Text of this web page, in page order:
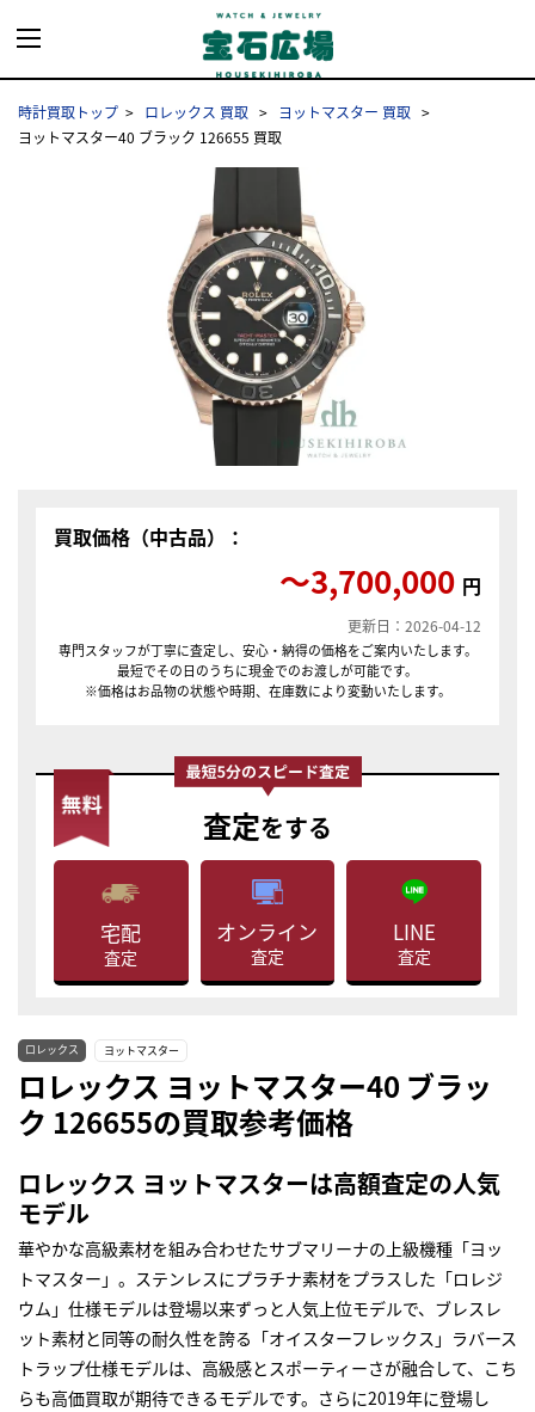
時計買取トップ ロレックス 買取
ヨットマスター 買取
ヨットマスター40 ブラック 126655 買取
買取価格（中古品）：
〜3,700,000 円
更新日：2026-04-12
専門スタッフが丁寧に査定し、安心・納得の価格をご案内いたします。
最短でその日のうちに現金でのお渡しが可能です。
※価格はお品物の状態や時期、在庫数により変動いたします。
査定をする
宅配
査定
オンライン
査定
LINE
査定
ロレックス ヨットマスター
ロレックス ヨットマスター40 ブラッ
ク 126655の買取参考価格
ロレックス ヨットマスターは高額査定の人気
モデル
華やかな高級素材を組み合わせたサブマリーナの上級機種「ヨッ
トマスター」。ステンレスにプラチナ素材をプラスした「ロレジ
ウム」仕様モデルは登場以来ずっと人気上位モデルで、ブレスレ
ット素材と同等の耐久性を誇る「オイスターフレックス」ラバース
トラップ仕様モデルは、高級感とスポーティーさが融合して、こち
らも高価買取が期待できるモデルです。さらに2019年に登場し